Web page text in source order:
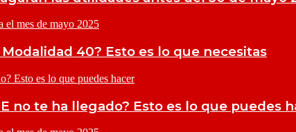
40? Esto es lo que necesitas
no te ha llegado? Esto es lo que puedes